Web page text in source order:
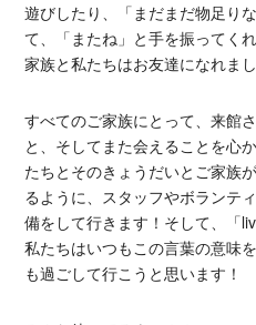
遊びしたり、「まだまだ物足り
て、「またね」と手を振ってく
家族と私たちはお友達になれま
すべてのご家族にとって、来館
と、そしてまた会えることを心
たちとそのきょうだいとご家族
るように、スタッフやボランテ
備をして行きます！そして、「
私たちはいつもこの言葉の意味
も過ごして行こうと思います！